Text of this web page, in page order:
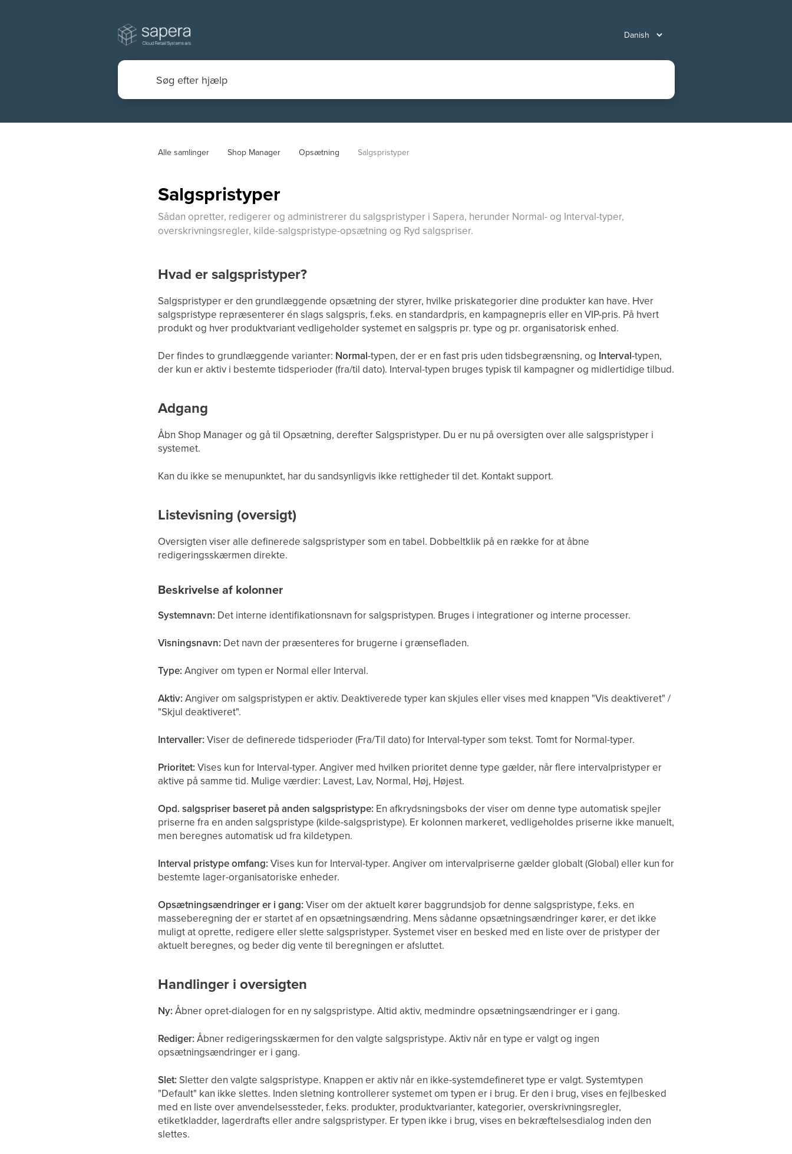
Alle samlinger Shop Manager Opsætning Salgspristyper
Salgspristyper
Sådan opretter, redigerer og administrerer du salgspristyper i Sapera, herunder Normal- og Interval-typer,
overskrivningsregler, kilde-salgspristype-opsætning og Ryd salgspriser.
Hvad er salgspristyper?
Salgspristyper er den grundlæggende opsætning der styrer, hvilke priskategorier dine produkter kan have. Hver
salgspristype repræsenterer én slags salgspris, f.eks. en standardpris, en kampagnepris eller en VIP-pris. På hvert
produkt og hver produktvariant vedligeholder systemet en salgspris pr. type og pr. organisatorisk enhed.
Der findes to grundlæggende varianter: Normal-typen, der er en fast pris uden tidsbegrænsning, og Interval-typen,
der kun er aktiv i bestemte tidsperioder (fra/til dato). Interval-typen bruges typisk til kampagner og midlertidige tilbud.
Adgang
Åbn Shop Manager og gå til Opsætning, derefter Salgspristyper. Du er nu på oversigten over alle salgspristyper i
systemet.
Kan du ikke se menupunktet, har du sandsynligvis ikke rettigheder til det. Kontakt support.
Listevisning (oversigt)
Oversigten viser alle definerede salgspristyper som en tabel. Dobbeltklik på en række for at åbne
redigeringsskærmen direkte.
Beskrivelse af kolonner
Systemnavn: Det interne identifikationsnavn for salgspristypen. Bruges i integrationer og interne processer.
Visningsnavn: Det navn der præsenteres for brugerne i grænsefladen.
Type: Angiver om typen er Normal eller Interval.
Aktiv: Angiver om salgspristypen er aktiv. Deaktiverede typer kan skjules eller vises med knappen "Vis deaktiveret" /
"Skjul deaktiveret".
Intervaller: Viser de definerede tidsperioder (Fra/Til dato) for Interval-typer som tekst. Tomt for Normal-typer.
Prioritet: Vises kun for Interval-typer. Angiver med hvilken prioritet denne type gælder, når flere intervalpristyper er
aktive på samme tid. Mulige værdier: Lavest, Lav, Normal, Høj, Højest.
Opd. salgspriser baseret på anden salgspristype: En afkrydsningsboks der viser om denne type automatisk spejler
priserne fra en anden salgspristype (kilde-salgspristype). Er kolonnen markeret, vedligeholdes priserne ikke manuelt,
men beregnes automatisk ud fra kildetypen.
Interval pristype omfang: Vises kun for Interval-typer. Angiver om intervalpriserne gælder globalt (Global) eller kun for
bestemte lager-organisatoriske enheder.
Opsætningsændringer er i gang: Viser om der aktuelt kører baggrundsjob for denne salgspristype, f.eks. en
masseberegning der er startet af en opsætningsændring. Mens sådanne opsætningsændringer kører, er det ikke
muligt at oprette, redigere eller slette salgspristyper. Systemet viser en besked med en liste over de pristyper der
aktuelt beregnes, og beder dig vente til beregningen er afsluttet.
Handlinger i oversigten
Ny: Åbner opret-dialogen for en ny salgspristype. Altid aktiv, medmindre opsætningsændringer er i gang.
Rediger: Åbner redigeringsskærmen for den valgte salgspristype. Aktiv når en type er valgt og ingen
opsætningsændringer er i gang.
Slet: Sletter den valgte salgspristype. Knappen er aktiv når en ikke-systemdefineret type er valgt. Systemtypen
"Default" kan ikke slettes. Inden sletning kontrollerer systemet om typen er i brug. Er den i brug, vises en fejlbesked
med en liste over anvendelsessteder, f.eks. produkter, produktvarianter, kategorier, overskrivningsregler,
etiketkladder, lagerdrafts eller andre salgspristyper. Er typen ikke i brug, vises en bekræftelsesdialog inden den
slettes.